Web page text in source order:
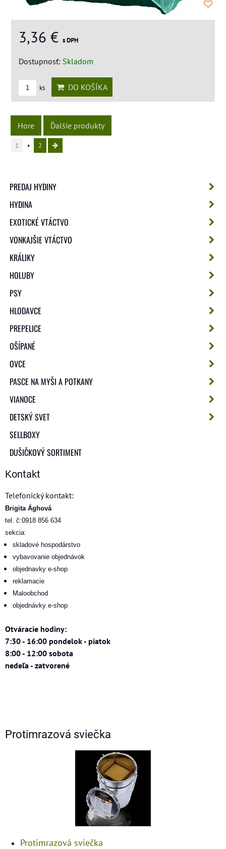
3,36 € s DPH
Dostupnosť: Skladom
ks DO KOŠÍKA
Hore Ďalšie produkty
1 2
PREDAJ HYDINY
HYDINA
EXOTICKÉ VTÁCTVO
VONKAJŠIE VTÁCTVO
KRÁLIKY
HOLUBY
PSY
HLODAVCE
PREPELICE
OŠÍPANÉ
OVCE
PASCE NA MYŠI A POTKANY
VIANOCE
DETSKÝ SVET
SELLBOXY
DUŠIČKOVÝ SORTIMENT
Kontakt
Telefonický kontakt:
Brigita Ághová
tel. č:0918 856 634
sekcia:
skladové hospodárstvo
vybavovanie objednávok
objednavky e-shop
reklamacie
Maloobchod
objednávky e-shop
Otváracie hodiny:
7:30 - 16:00 pondelok - piatok
8:00 - 12:00 sobota
nedeľa - zatvorené
Protimrazová sviečka
Protimrazová sviečka